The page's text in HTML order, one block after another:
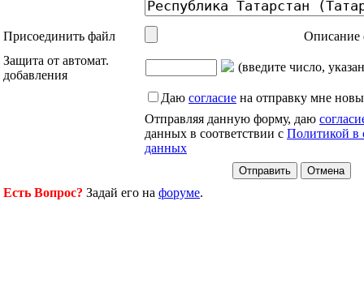
Присоединить файл
Описание
Защита от автомат.
добавления
(введите число,
Даю согласие на отправку мне
Отправляя данную форму, даю
данных в соответствии с Политикой в
данных
Есть Вопрос? Задай его на форуме.